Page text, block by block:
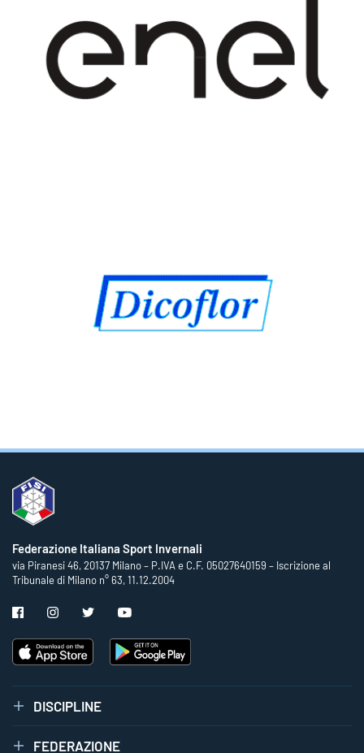
Federazione Italiana Sport Invernali
via Piranesi 46, 20137 Milano – P.IVA e C.F. 05027640159 – Iscrizione al
Tribunale di Milano n° 63, 11.12.2004
DISCIPLINE
FEDERAZIONE